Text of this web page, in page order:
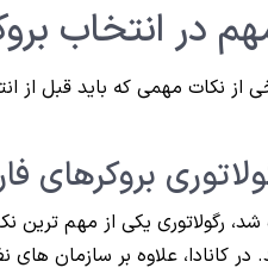
در انتخاب
از نکات مهمی که باید قبل از
شد، رگولاتوری یکی از مهم ترین
در کانادا، علاوه بر سازمان